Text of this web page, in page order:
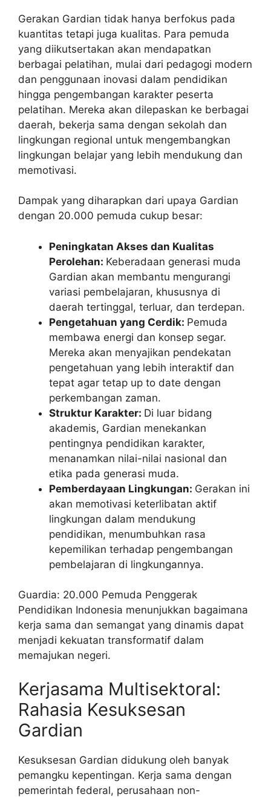
Gerakan Gardian tidak hanya berfokus pada
kuantitas tetapi juga kualitas. Para pemuda
yang diikutsertakan akan mendapatkan
berbagai pelatihan, mulai dari pedagogi modern
dan penggunaan inovasi dalam pendidikan
hingga pengembangan karakter peserta
pelatihan. Mereka akan dilepaskan ke berbagai
daerah, bekerja sama dengan sekolah dan
lingkungan regional untuk mengembangkan
lingkungan belajar yang lebih mendukung dan
memotivasi.
Dampak yang diharapkan dari upaya Gardian
dengan 20.000 pemuda cukup besar:
Peningkatan Akses dan Kualitas
Perolehan: Keberadaan generasi muda
Gardian akan membantu mengurangi
variasi pembelajaran, khususnya di
daerah tertinggal, terluar, dan terdepan.
Pengetahuan yang Cerdik: Pemuda
membawa energi dan konsep segar.
Mereka akan menyajikan pendekatan
pengetahuan yang lebih interaktif dan
tepat agar tetap up to date dengan
perkembangan zaman.
Struktur Karakter: Di luar bidang
akademis, Gardian menekankan
pentingnya pendidikan karakter,
menanamkan nilai-nilai nasional dan
etika pada generasi muda.
Pemberdayaan Lingkungan: Gerakan ini
akan memotivasi keterlibatan aktif
lingkungan dalam mendukung
pendidikan, menumbuhkan rasa
kepemilikan terhadap pengembangan
pembelajaran di lingkungannya.
Guardia: 20.000 Pemuda Penggerak
Pendidikan Indonesia menunjukkan bagaimana
kerja sama dan semangat yang dinamis dapat
menjadi kekuatan transformatif dalam
memajukan negeri.
Kerjasama Multisektoral:
Rahasia Kesuksesan
Gardian
Kesuksesan Gardian didukung oleh banyak
pemangku kepentingan. Kerja sama dengan
pemerintah federal, perusahaan non-